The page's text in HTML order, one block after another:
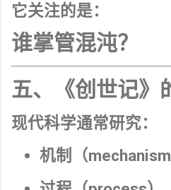
它关注的是：
谁掌管混沌？
五、《创世记》
现代科学通常研究：
机制（mechanism